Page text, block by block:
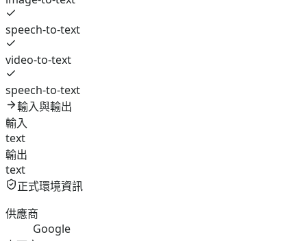
speech-to-text
video-to-text
speech-to-text
輸入與輸出
輸入
text
輸出
text
正式環境資訊
供應商
Google